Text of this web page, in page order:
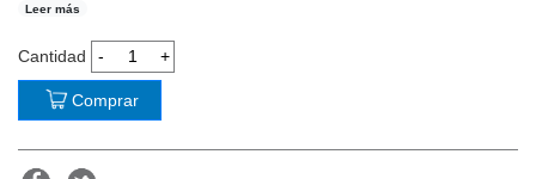
Leer más
Cantidad
Comprar